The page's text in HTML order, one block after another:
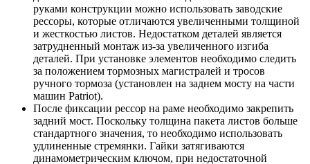
руками конструкции можно использовать заводские
рессоры, которые отличаются увеличенными толщиной
и жесткостью листов. Недостатком деталей является
затрудненный монтаж из-за увеличенного изгиба
деталей. При установке элементов необходимо следить
за положением тормозных магистралей и тросов
ручного тормоза (установлен на заднем мосту на части
машин Patriot).
После фиксации рессор на раме необходимо закрепить
задний мост. Поскольку толщина пакета листов больше
стандартного значения, то необходимо использовать
удлиненные стремянки. Гайки затягиваются
динамометрическим ключом, при недостаточной